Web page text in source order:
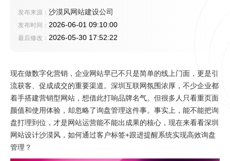
发布来源： 沙漠风网站建设公司
发布时间： 2026-06-01 09:10:00
最后修改： 2026-05-30 17:52:22
现在做数字化营销，企业网站早已不只是简单的线上门面，更是引
流获客、促成成交的重要渠道。深圳互联网氛围浓厚，不少企业都
着手搭建营销型网站，想借此打响品牌名气。但很多人只看重页面
颜值和使用体验，却忽略了询盘管理这件事。事实上，能不能把询
盘打理到位，才是网站运营能不能出成果的核心，现在来看看深圳
网站设计沙漠风，如何通过客户标签+跟进提醒系统实现高效询盘
管理？